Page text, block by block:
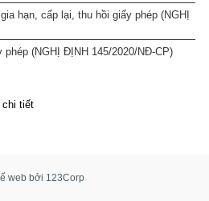
hạn, cấp lại, thu hồi giấy phép (NGHỊ
(NGHỊ ĐỊNH 145/2020/NĐ-CP)
chi tiết
web bởi 123Corp